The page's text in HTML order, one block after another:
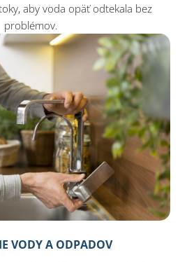
aby voda opäť odtekala bez
problémov.
VODY A ODPADOV